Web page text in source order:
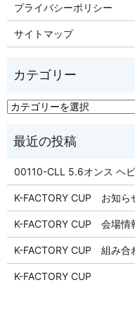
プライバシーポリシー
サイトマップ
00110-CLL 5.6オンス ヘ
K-FACTORY CUP お知ら
K-FACTORY CUP 会場情
K-FACTORY CUP 組み合
K-FACTORY CUP